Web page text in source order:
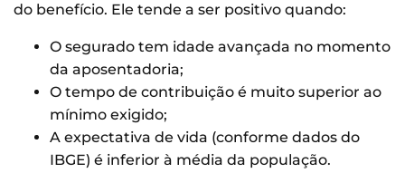
do benefício. Ele tende a ser positivo quando:
O segurado tem idade avançada no momento
da aposentadoria;
O tempo de contribuição é muito superior ao
mínimo exigido;
A expectativa de vida (conforme dados do
IBGE) é inferior à média da população.